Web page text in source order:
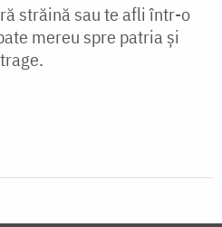
străină sau te afli într-o
mereu spre patria și